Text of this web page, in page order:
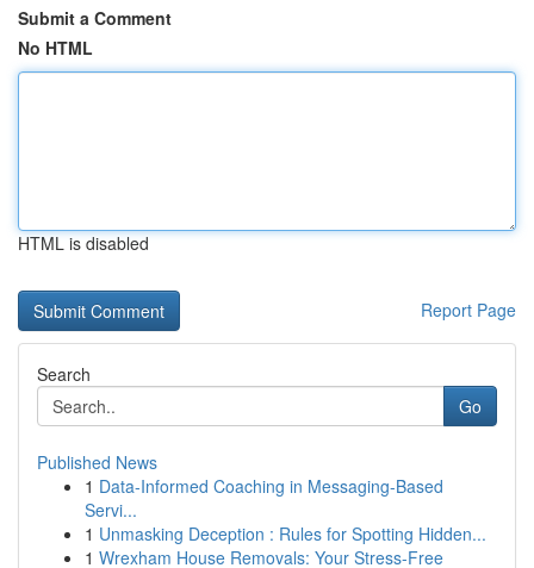
Submit a Comment
No HTML
HTML is disabled
Report Page
Search
Go
Published News
1 Data-Informed Coaching in Messaging-Based
Servi...
1 Unmasking Deception : Rules for Spotting Hidden...
1 Wrexham House Removals: Your Stress-Free